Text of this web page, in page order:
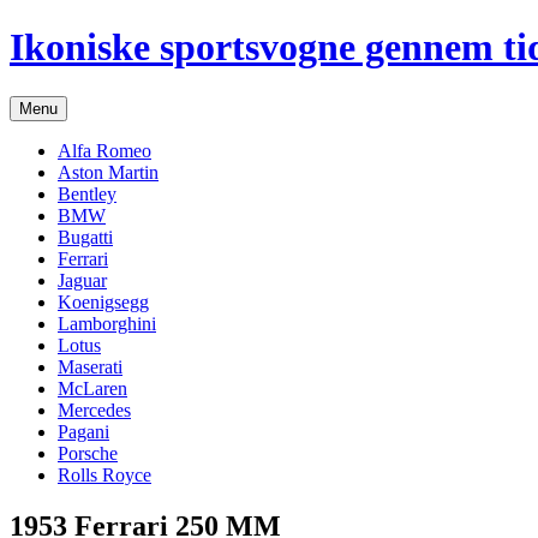
Hop
til
Ikoniske sportsvogne gennem
Menu
Alfa Romeo
Aston Martin
Bentley
BMW
Bugatti
Ferrari
Jaguar
Koenigsegg
Lamborghini
Lotus
Maserati
McLaren
Mercedes
Pagani
Porsche
Rolls Royce
1953 Ferrari 250 MM